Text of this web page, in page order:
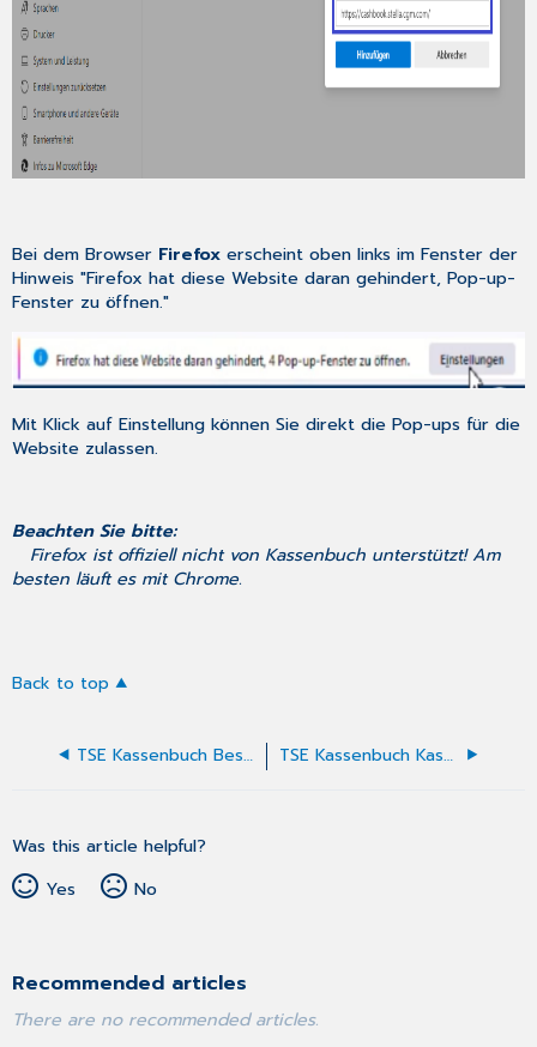
Bei dem Browser Firefoxerscheint oben links im Fenster der
Hinweis "Firefox hat diese Website daran gehindert, Pop-up-
Fenster zu öffnen."
Mit Klick auf Einstellung können Sie direkt die Pop-ups für die
Website zulassen.
Beachten Sie bitte:
Firefox ist offiziell nicht von Kassenbuch unterstützt! Am
besten läuft es mit Chrome.
Back to top
TSE Kassenbuch Bestellung/Änderung/Kündigung TSE Kassenbuch Kassenabschluss und Tagesabschluss
Was this article helpful?
Yes
No
Recommended articles
There are no recommended articles.